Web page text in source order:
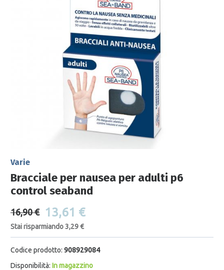
Varie
Bracciale per nausea per adulti p6
control seaband
16,90 € 13,61 €
Stai risparmiando 3,29 €
Codice prodotto: 908929084
Disponibilità: In magazzino